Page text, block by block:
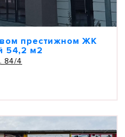
престижном ЖК
54,2 м2
84/4